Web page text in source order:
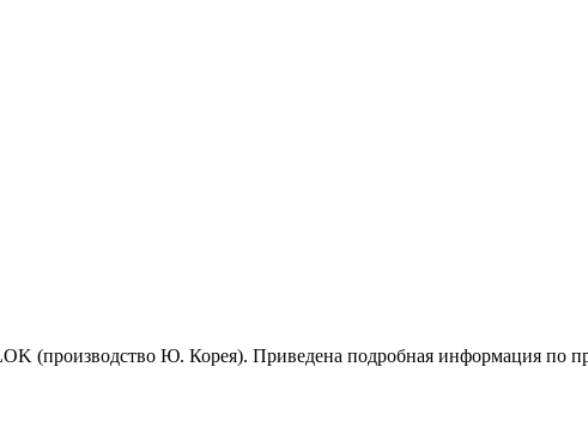
(производство Ю. Корея). Приведена подробная информация по